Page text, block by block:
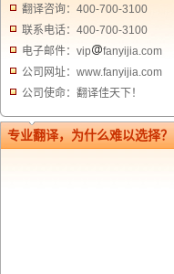
翻译咨询：400-700-3100
联系电话：400-700-3100
电子邮件：vip
fanyijia.com
公司网址：www.fanyijia.com
公司使命：翻译佳天下！
专业翻译，为什么难以选择？